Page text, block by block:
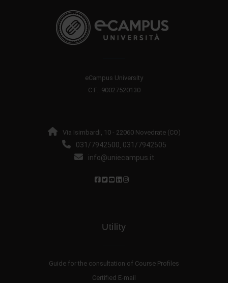
eCampus University
C.F.: 90027520130
Via Isimbardi, 10 - 22060 Novedrate (CO)
031/7942500, 031/7942505
info@uniecampus.it
Utility
Guide for the consultation of Course Profiles
Certified E-mail